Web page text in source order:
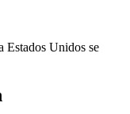
Estados Unidos se